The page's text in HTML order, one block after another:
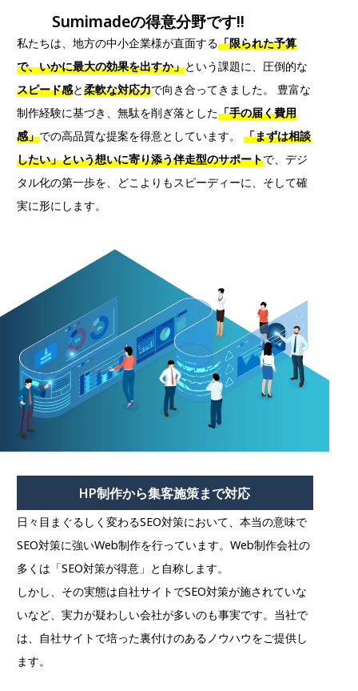
Sumimadeの得意分野です!!
私たちは、地方の中小企業様が直面する「限られた予算
で、いかに最大の効果を出すか」という課題に、圧倒的な
スピード感と柔軟な対応力で向き合ってきました。 豊富な
制作経験に基づき、無駄を削ぎ落とした「手の届く費用
感」での高品質な提案を得意としています。 「まずは相談
したい」という想いに寄り添う伴走型のサポートで、デジ
タル化の第一歩を、どこよりもスピーディーに、そして確
実に形にします。
HP制作から集客施策まで対応
日々目まぐるしく変わるSEO対策において、本当の意味で
SEO対策に強いWeb制作を行っています。Web制作会社の
多くは「SEO対策が得意」と自称します。
しかし、その実態は自社サイトでSEO対策が施されていな
いなど、実力が疑わしい会社が多いのも事実です。当社で
は、自社サイトで培った裏付けのあるノウハウをご提供し
ます。